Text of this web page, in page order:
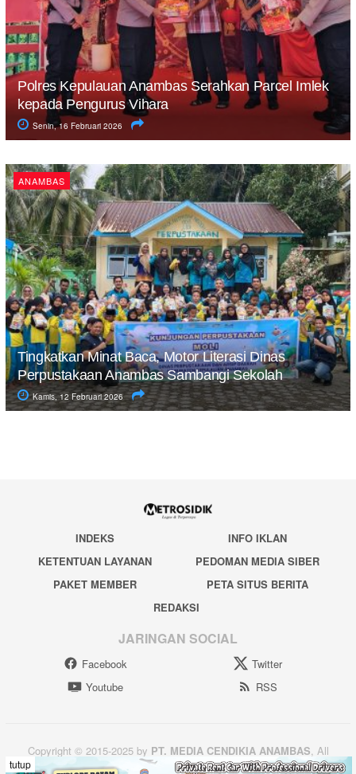
Polres Kepulauan Anambas Serahkan Parcel Imlek
kepada Pengurus Vihara
Senin, 16 Februari 2026
ANAMBAS
Tingkatkan Minat Baca, Motor Literasi Dinas
Perpustakaan Anambas Sambangi Sekolah
Kamis, 12 Februari 2026
INDEKS
INFO IKLAN
KETENTUAN LAYANAN
PEDOMAN MEDIA SIBER
PAKET MEMBER
PETA SITUS BERITA
REDAKSI
JARINGAN SOCIAL
Facebook
Twitter
Youtube
RSS
Copyright © 2015-2025 by PT. MEDIA CENDIKIA ANAMBAS , All
Rights Reserved.
tutup